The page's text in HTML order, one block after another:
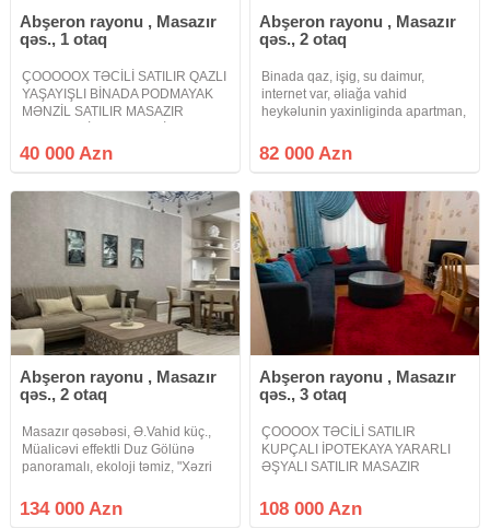
Abşeron rayonu , Masazır
qəs., 1 otaq
ÇOOOOOX TƏCİLİ SATILIR QAZLI
YAŞAYIŞLI BİNADA PODMAYAK
MƏNZİL SATILIR MASAZIR
YOLUN YAXINLIĞINDA BRİLYANT
ŞADLIQ SARAYININ ARXASINDA.
yolun yaxınlığında Brilyant
40 000 Azn
Abşeron rayonu , Masazır
qəs., 2 otaq
Binada qaz, işig, su daimur,
internet var, əliağa vahid
heykəlunin yaxinliginda apartman,
82 000 Azn
Abşeron rayonu , Masazır
qəs., 2 otaq
Masazır qəsəbəsi, Ə.Vahid küç.,
Müalicəvi effektli Duz Gölünə
panoramalı, ekoloji təmiz, "Xəzri
mərtəbəli binanın 6-cı
mərtəbəsində yerləşən 65 kv/m
134 000 Azn
Abşeron rayonu , Masazır
qəs., 3 otaq
ÇOOOOX TƏCİLİ SATILIR
KUPÇALI İPOTEKAYA YARARLI
ƏŞYALI SATILIR MASAZIR
KOMPLEKSİNDƏ. Masazır
Qurtuluş 93 yaşayış kompleksində
108 000 Azn